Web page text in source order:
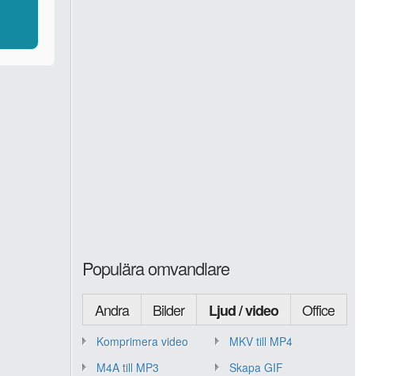
Populära omvandlare
Andra Bilder Ljud / video Office
Komprimera video
MKV till MP4
M4A till MP3
Skapa GIF